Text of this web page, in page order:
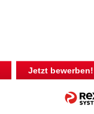
Jetzt bewerben!